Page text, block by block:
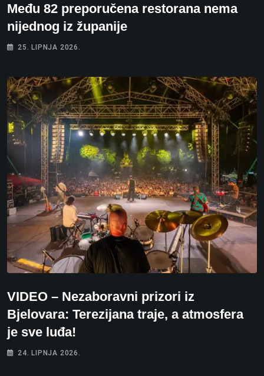
Među 82 preporučena restorana nema
nijednog iz županije
25. LIPNJA 2026.
VIDEO – Nezaboravni prizori iz
Bjelovara: Terezijana traje, a atmosfera
je sve luđa!
24. LIPNJA 2026.